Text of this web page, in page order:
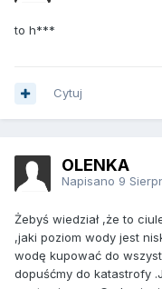
to h***
Cytuj
OLENKA
Napisano 9
Żebyś wiedział ,że to
,jaki poziom wody jest
wodę kupować do
dopuśćmy do katastrofy